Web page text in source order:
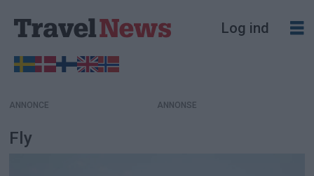
Log ind
ANNONCE
Fly